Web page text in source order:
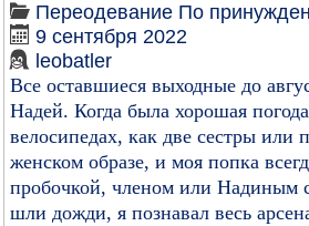
Переодевание По
9 сентября 2022
leobatler
Все оставшиеся выходные до
Надей. Когда была хорошая
велосипедах, как две сестры или
женском образе, и моя попка
пробочкой, членом или Надиным
шли дожди, я познавал весь